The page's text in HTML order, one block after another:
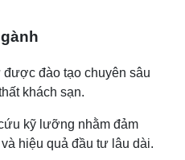
đào tạo chuyên sâu
khách sạn.
kỹ lưỡng nhằm đảm
hiệu quả đầu tư lâu dài.